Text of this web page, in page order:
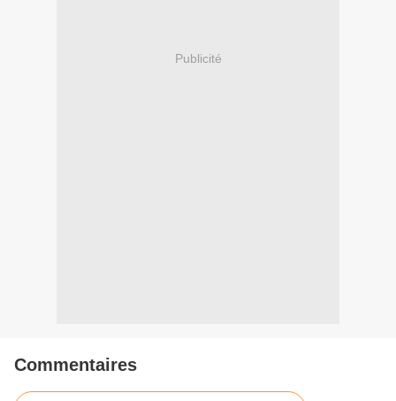
Publicité
Commentaires